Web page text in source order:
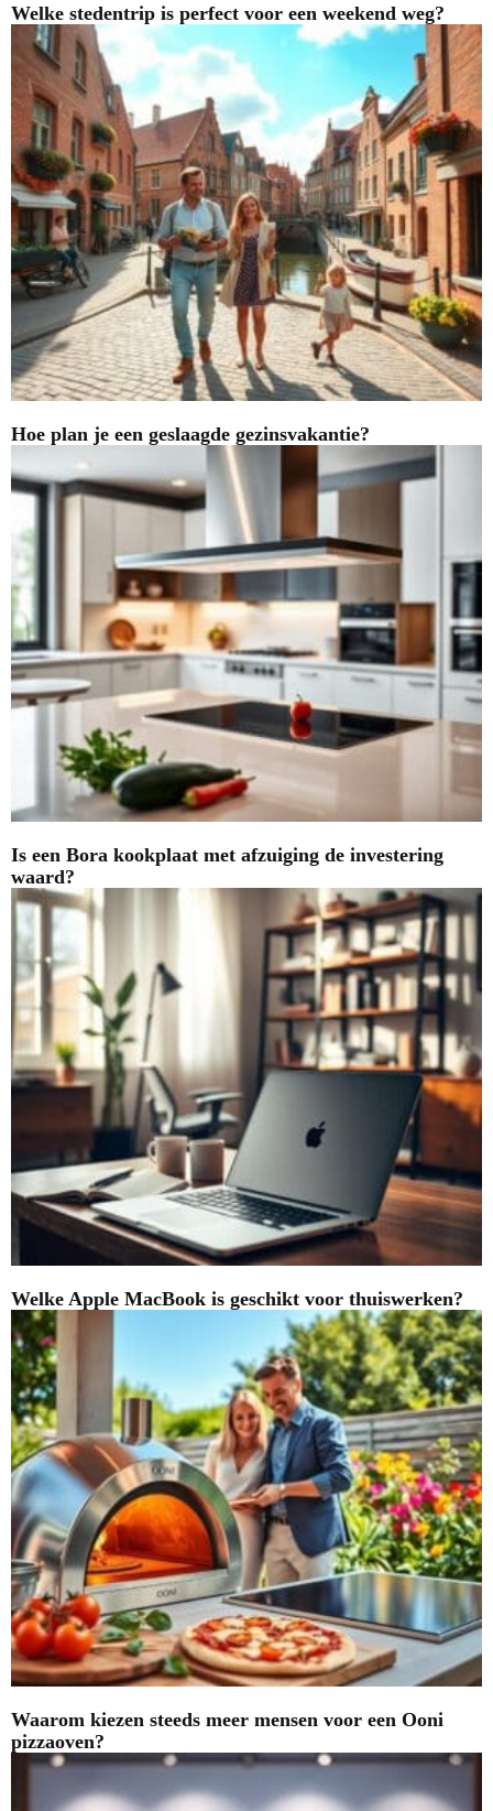
Welke stedentrip is perfect voor een weekend weg?
Hoe plan je een geslaagde gezinsvakantie?
Is een Bora kookplaat met afzuiging de investering
waard?
Welke Apple MacBook is geschikt voor thuiswerken?
Waarom kiezen steeds meer mensen voor een Ooni
pizzaoven?